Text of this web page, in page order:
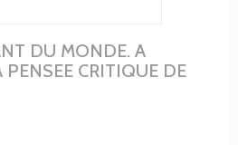
DU MONDE. A
CRITIQUE DE